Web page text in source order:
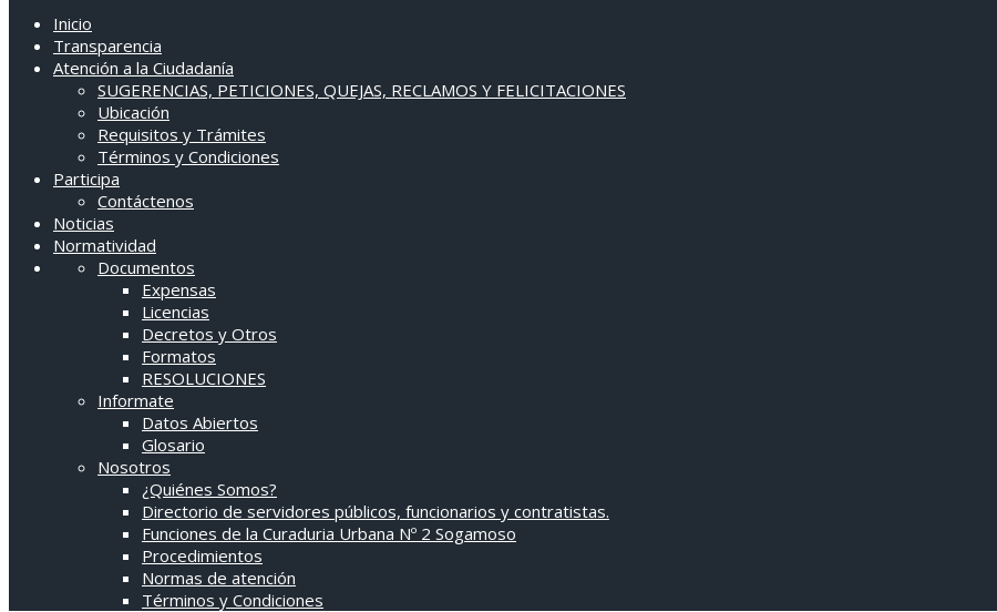
Inicio
Transparencia
Atención a la Ciudadanía
SUGERENCIAS, PETICIONES, QUEJAS, RECLAMOS Y FELICITACIONES
Ubicación
Requisitos y Trámites
Términos y Condiciones
Participa
Contáctenos
Noticias
Normatividad
Documentos
Expensas
Licencias
Decretos y Otros
Formatos
RESOLUCIONES
Informate
Datos Abiertos
Glosario
Nosotros
¿Quiénes Somos?
Directorio de servidores públicos, funcionarios y contratistas.
Funciones de la Curaduria Urbana Nº 2 Sogamoso
Procedimientos
Normas de atención
Términos y Condiciones